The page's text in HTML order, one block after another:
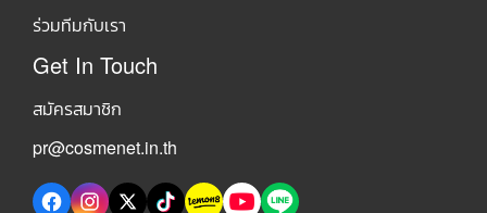
ร่วมทีมกับเรา
Get In Touch
สมัครสมาชิก
pr@cosmenet.in.th